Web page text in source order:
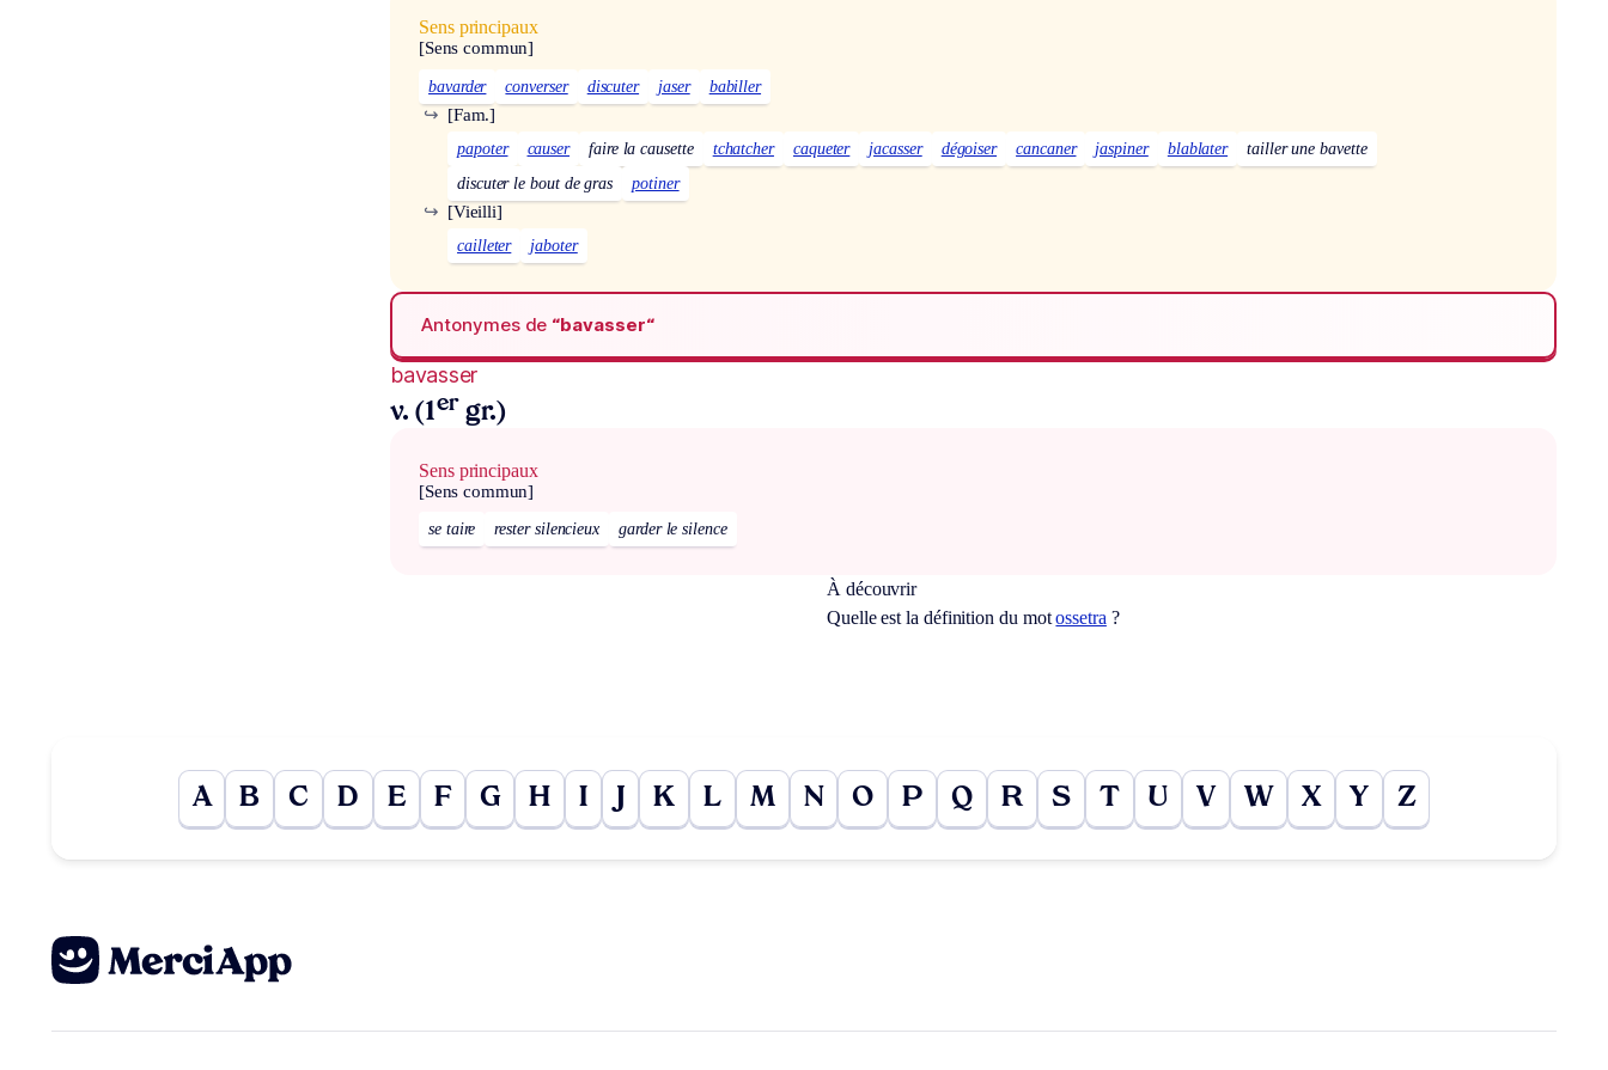
Sens principaux
[Sens commun]
bavarder converser discuter jaser babiller
[Fam.]
↪
papoter causer faire la causette tchatcher caqueter jacasser dégoiser cancaner jaspiner blablater
tailler une bavette
discuter le bout de gras
potiner
[Vieilli]
↪
cailleter jaboter
Antonymes de “bavasser“
bavasser
v. (1er gr.)
Sens principaux
[Sens commun]
se taire rester silencieux garder le silence
À découvrir
Quelle est la définition du motossetra?
A B C D E F G H I J K L M N O P Q R S T U V W X Y Z